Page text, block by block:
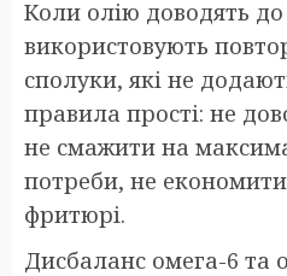
Коли олію доводять
використовують
сполуки, які не
правила прості: не
не смажити на
потреби, не економити
фритюрі.
Дисбаланс омега-6 та